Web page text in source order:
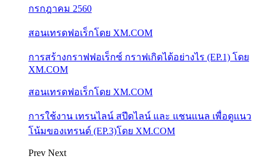
กรกฎาคม 2560
สอนเทรดฟอเร็กโดย XM.COM
การสร้างกราฟฟอเร็กซ์ กราฟเกิดได้อย่างไร (EP.1) โดย
XM.COM
สอนเทรดฟอเร็กโดย XM.COM
การใช้งาน เทรนไลน์ สปีดไลน์ และ แชนแนล เพื่อดูแนว
โน้มของเทรนด์ (EP.3)โดย XM.COM
Prev Next